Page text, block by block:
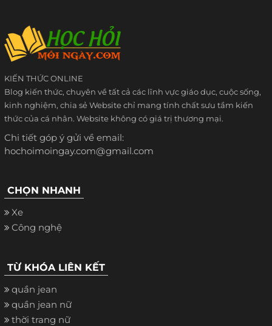
KIẾN THỨC ONLINE
Blog kiến thức, chuyên về tất cả các lĩnh vực giáo dục, cuộc sống,
kinh nghiệm, chia sẻ Website chỉ mang tính chất sưu tầm kiến
thức của cá nhân. Website không có giá trị thương mại.
Chi tiết góp ý gửi về email:
hochoimoingay.com@gmail.com
CHỌN NHANH
Xe
Công nghệ
TỪ KHÓA LIÊN KẾT
quần jean
quần jean nữ
thời trang nữ